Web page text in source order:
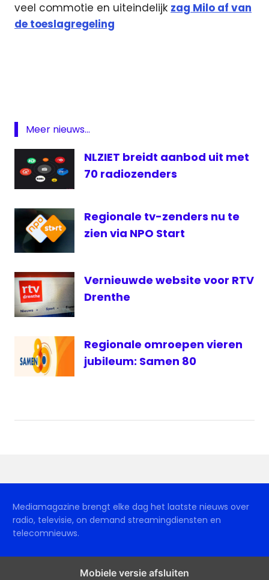
veel commotie en uiteindelijk zag Milo af van
de toeslagregeling
West
Overijssel
Radio
regionale
RTV
Oost
salaris
vergoeding
Meer nieuws...
NLZIET breidt aanbod uit met
70 radiozenders
Regionale tv-zenders nu te
zien via NPO Start
Vernieuwde website voor RTV
Drenthe
Regionale omroepen vieren
jubileum: Samen 80
Mediamagazine brengt elke dag het laatste nieuws over
radio, televisie, on demand streamingdiensten en
telecomnieuws.
Mobiele versie afsluiten